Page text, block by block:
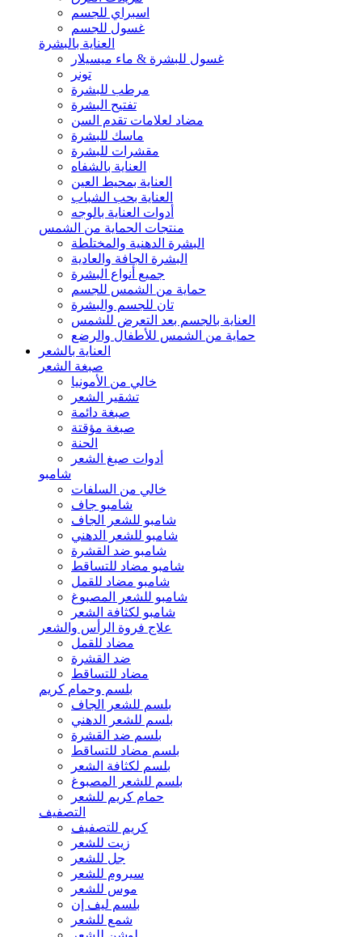
اسبراي للجسم
غسول للجسم
العناية بالبشرة
غسول للبشرة & ماء ميسيلار
تونر
مرطب للبشرة
تفتيح البشرة
مضاد لعلامات تقدم السن
ماسك للبشرة
مقشرات للبشرة
العناية بالشفاه
العناية بمحيط العين
العناية بحب الشباب
أدوات العناية بالوجه
منتجات الحماية من الشمس
البشرة الدهنية والمختلطة
البشرة الجافة والعادية
جميع أنواع البشرة
حماية من الشمس للجسم
تان للجسم والبشرة
العناية بالجسم بعد التعرض للشمس
حماية من الشمس للأطفال والرضع
العناية بالشعر
صبغة الشعر
خالي من الأمونيا
تشقير الشعر
صبغة دائمة
صبغة مؤقتة
الحنة
أدوات صبغ الشعر
شامبو
خالي من السلفات
شامبو جاف
شامبو للشعر الجاف
شامبو للشعر الدهني
شامبو ضد القشرة
شامبو مضاد للتساقط
شامبو مضاد للقمل
شامبو للشعر المصبوغ
شامبو لكثافة الشعر
علاج فروة الرأس والشعر
مضاد للقمل
ضد القشرة
مضاد للتساقط
بلسم وحمام كريم
بلسم للشعر الجاف
بلسم للشعر الدهني
بلسم ضد القشرة
بلسم مضاد للتساقط
بلسم لكثافة الشعر
بلسم للشعر المصبوغ
حمام كريم للشعر
التصفيف
كريم للتصفيف
زيت للشعر
جل للشعر
سيروم للشعر
موس للشعر
بلسم ليف إن
شمع للشعر